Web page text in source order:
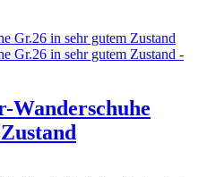
Wanderschuhe